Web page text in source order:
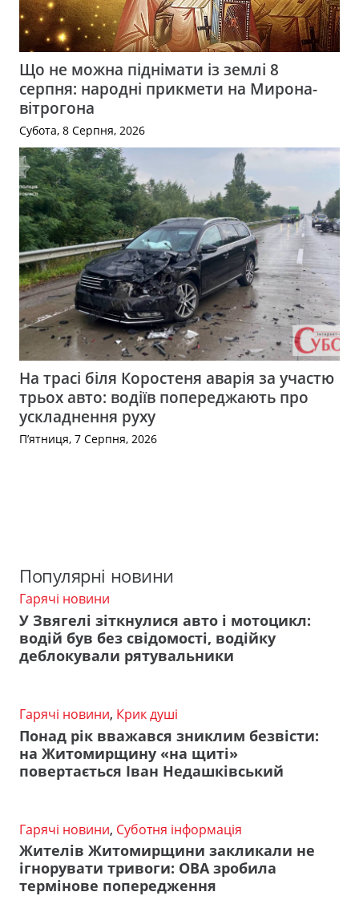
Що не можна піднімати із землі 8
серпня: народні прикмети на Мирона-
вітрогона
Субота, 8 Серпня, 2026
На трасі біля Коростеня аварія за участю
трьох авто: водіїв попереджають про
ускладнення руху
П’ятниця, 7 Серпня, 2026
Популярні новини
Гарячі новини
У Звягелі зіткнулися авто і мотоцикл:
водій був без свідомості, водійку
деблокували рятувальники
Гарячі новини, Крик душі
Понад рік вважався зниклим безвісти:
на Житомирщину «на щиті»
повертається Іван Недашківський
Гарячі новини, Суботня інформація
Жителів Житомирщини закликали не
ігнорувати тривоги: ОВА зробила
термінове попередження